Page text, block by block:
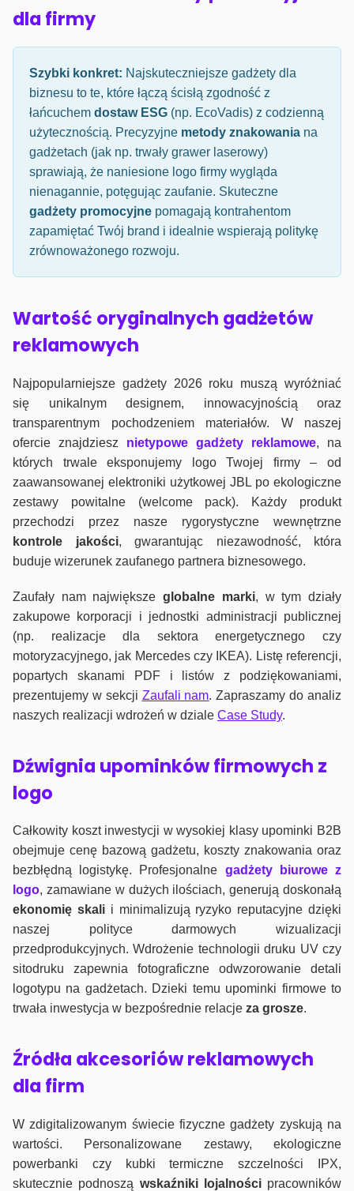
dla firmy
Szybki konkret: Najskuteczniejsze gadżety dla
biznesu to te, które łączą ścisłą zgodność z
łańcuchem dostaw ESG (np. EcoVadis) z codzienną
użytecznością. Precyzyjne metody znakowania na
gadżetach (jak np. trwały grawer laserowy)
sprawiają, że naniesione logo firmy wygląda
nienagannie, potęgując zaufanie. Skuteczne
gadżety promocyjne pomagają kontrahentom
zapamiętać Twój brand i idealnie wspierają politykę
zrównoważonego rozwoju.
Wartość oryginalnych gadżetów
reklamowych
Najpopularniejsze gadżety 2026 roku muszą wyróżniać
się unikalnym designem, innowacyjnością oraz
transparentnym pochodzeniem materiałów. W naszej
ofercie znajdziesz nietypowe gadżety reklamowe, na
których trwale eksponujemy logo Twojej firmy – od
zaawansowanej elektroniki użytkowej JBL po ekologiczne
zestawy powitalne (welcome pack). Każdy produkt
przechodzi przez nasze rygorystyczne wewnętrzne
kontrole jakości, gwarantując niezawodność, która
buduje wizerunek zaufanego partnera biznesowego.
Zaufały nam największeglobalne marki, w tym działy
zakupowe korporacji i jednostki administracji publicznej
(np. realizacje dla sektora energetycznego czy
motoryzacyjnego, jak Mercedes czy IKEA). Listę referencji,
popartych skanami PDF i listów z podziękowaniami,
prezentujemy w sekcji Zaufali nam. Zapraszamy do analiz
naszych realizacji wdrożeń w dziale Case Study.
Dźwignia upominków firmowych z
logo
Całkowity koszt inwestycji w wysokiej klasy upominki B2B
obejmuje cenę bazową gadżetu, koszty znakowania oraz
bezbłędną logistykę. Profesjonalne gadżety biurowe z
logo, zamawiane w dużych ilościach, generują doskonałą
ekonomię skalii minimalizują ryzyko reputacyjne dzięki
naszej polityce darmowych wizualizacji
przedprodukcyjnych. Wdrożenie technologii druku UV czy
sitodruku zapewnia fotograficzne odwzorowanie detali
logotypu na gadżetach. Dzieki temu upominki firmowe to
trwała inwestycja w bezpośrednie relacje za grosze.
Źródła akcesoriów reklamowych
dla firm
W zdigitalizowanym świecie fizyczne gadżety zyskują na
wartości. Personalizowane zestawy, ekologiczne
powerbanki czy kubki termiczne szczelności IPX,
skutecznie podnoszą wskaźniki lojalnościpracowników